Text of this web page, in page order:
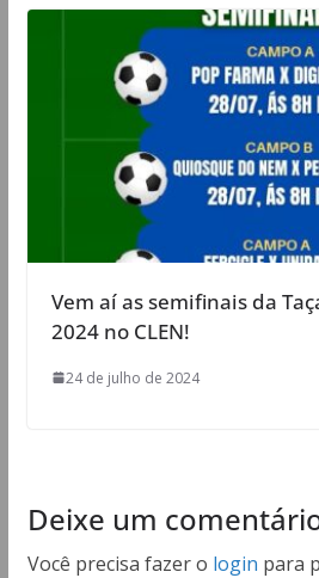
Vem aí as semifinais da
2024 no CLEN!
24 de julho de 2024
Deixe um
Você precisa fazer o login para